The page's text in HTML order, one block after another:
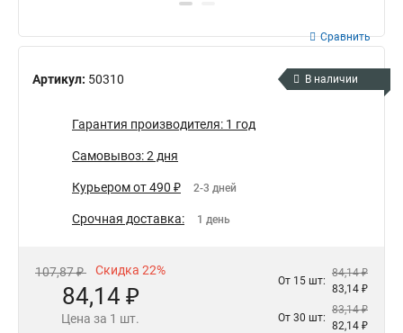
Артикул: 50310
Сравнить
В наличии
Гарантия производителя: 1 год
Самовывоз: 2 дня
Курьером от 490 ₽ 2-3 дней
Срочная доставка: 1 день
107,87 ₽ Скидка 22%
84,14 ₽
Цена за 1 шт.
От 15 шт:
84,14 ₽
83,14 ₽
От 30 шт:
83,14 ₽
82,14 ₽